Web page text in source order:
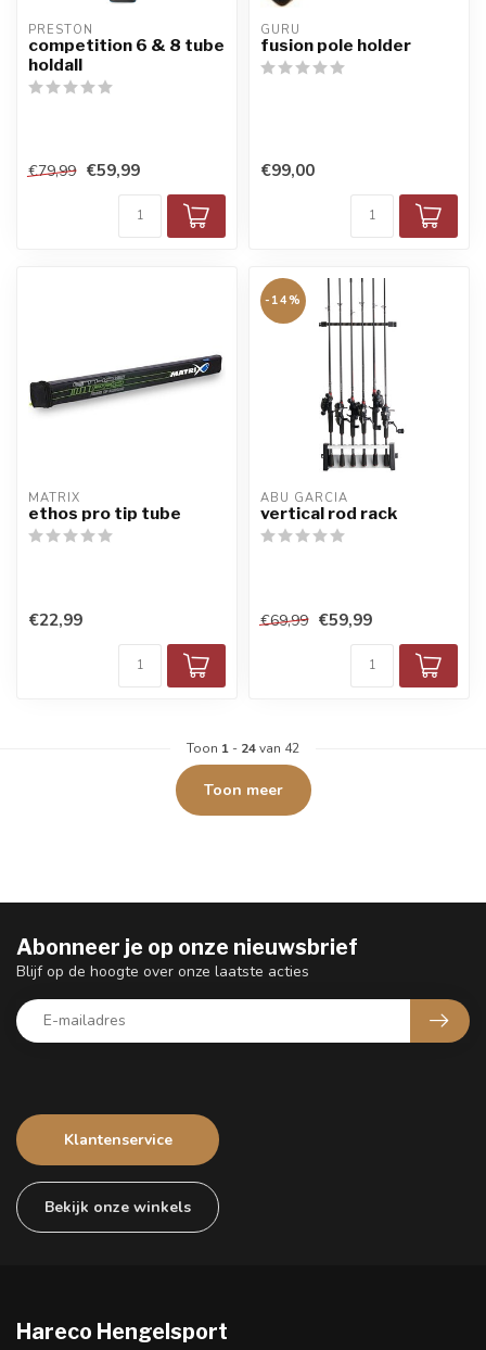
PRESTON
competition 6 & 8 tube
holdall
€79,99 €59,99
GURU
fusion pole holder
€99,00
MATRIX
ethos pro tip tube
€22,99
-14%
ABU GARCIA
vertical rod rack
€69,99 €59,99
Toon 1 - 24van 42
Toon meer
Klantenservice
Bekijk onze winkels
Abonneer je op onze nieuwsbrief
Blijf op de hoogte over onze laatste acties
Hareco Hengelsport